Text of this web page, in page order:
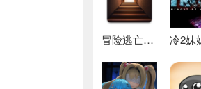
冒险逃亡之谜 推荐